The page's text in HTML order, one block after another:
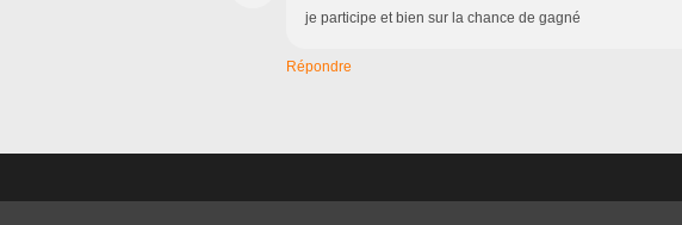
je participe et bien sur la chance de gagné
Répondre